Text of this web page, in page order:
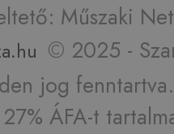
Műszaki
© 2025 -
jog fenntartva.
ÁFA-t